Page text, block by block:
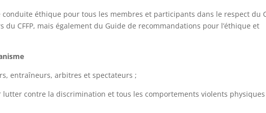
éthique pour tous les membres et participants dans le respect du
CFFP, mais également du Guide de recommandations pour l’éthique et
entraîneurs, arbitres et spectateurs ;
lutter contre la discrimination et tous les comportements violents physiques